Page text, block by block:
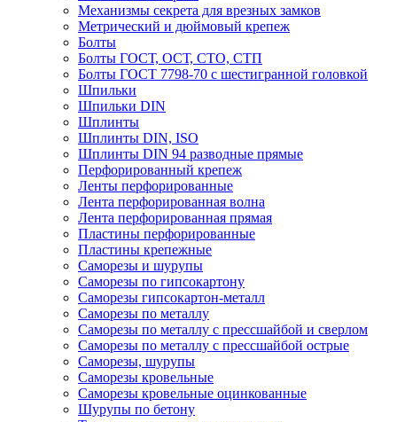
Механизмы секрета для врезных замков
Метрический и дюймовый крепеж
Болты
Болты ГОСТ, ОСТ, СТО, СТП
Болты ГОСТ 7798-70 с шестигранной головкой
Шпильки
Шпильки DIN
Шплинты
Шплинты DIN, ISO
Шплинты DIN 94 разводные прямые
Перфорированный крепеж
Ленты перфорированные
Лента перфорированная волна
Лента перфорированная прямая
Пластины перфорированные
Пластины крепежные
Саморезы и шурупы
Саморезы по гипсокартону
Саморезы гипсокартон-металл
Саморезы по металлу
Саморезы по металлу с прессшайбой и сверлом
Саморезы по металлу с прессшайбой острые
Саморезы, шурупы
Саморезы кровельные
Саморезы кровельные оцинкованные
Шурупы по бетону